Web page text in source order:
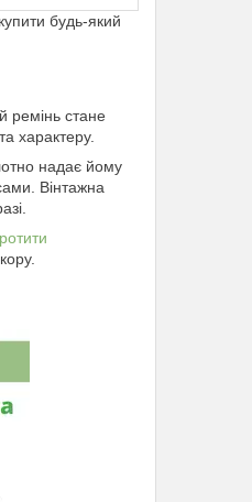
будь-який
ремінь стане
характеру.
надає йому
Вінтажна